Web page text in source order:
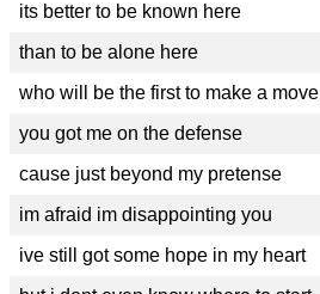
its better to be known here
than to be alone here
who will be the first to make a move
you got me on the defense
cause just beyond my pretense
im afraid im disappointing you
ive still got some hope in my heart